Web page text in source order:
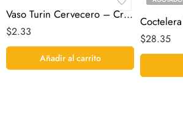
Vaso Turin Cervecero – Cristar
$2.33
Añadir al carrito
$28.35